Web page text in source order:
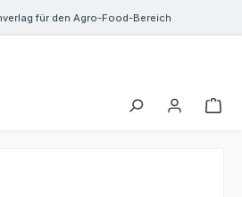
für den Agro-Food-Bereich